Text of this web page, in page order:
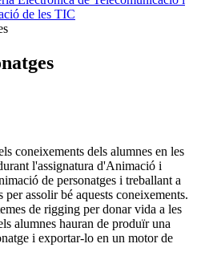
de les TIC
coneixements dels alumnes en les
l'assignatura d'Animació i
de personatges i treballant a
assolir bé aquests coneixements.
de rigging per donar vida a les
alumnes hauran de produïr una
i exportar-lo en un motor de